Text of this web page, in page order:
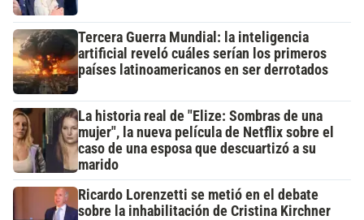
Tercera Guerra Mundial: la inteligencia
artificial reveló cuáles serían los primeros
países latinoamericanos en ser derrotados
La historia real de "Elize: Sombras de una
mujer", la nueva película de Netflix sobre el
caso de una esposa que descuartizó a su
marido
Ricardo Lorenzetti se metió en el debate
sobre la inhabilitación de Cristina Kirchner